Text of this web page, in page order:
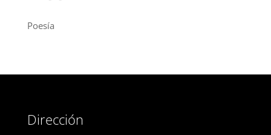
Poesía
Dirección